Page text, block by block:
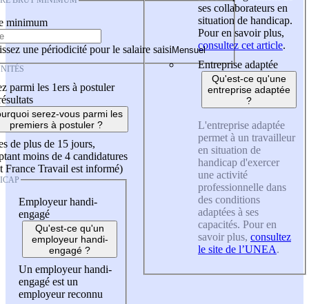
minimum
une périodicité pour le salaire saisi
parmi les 1ers à postuler
serez-vous parmi les
premiers à postuler ?
de plus de 15 jours,
moins de 4 candidatures
France Travail est informé)
Employeur handi-
engagé
Qu'est-ce qu'un
employeur handi-
engagé ?
Un employeur handi-
engagé est un
employeur reconnu
ses collaborateurs en
situation de handicap.
Pour en savoir plus,
consultez cet article.
Entreprise adaptée
Qu'est-ce qu'une
entreprise adaptée
?
L'entreprise adaptée
permet à un travailleur
en situation de
handicap d'exercer
une activité
professionnelle dans
des conditions
adaptées à ses
capacités. Pour en
savoir plus, consultez
le site de l’UNEA.